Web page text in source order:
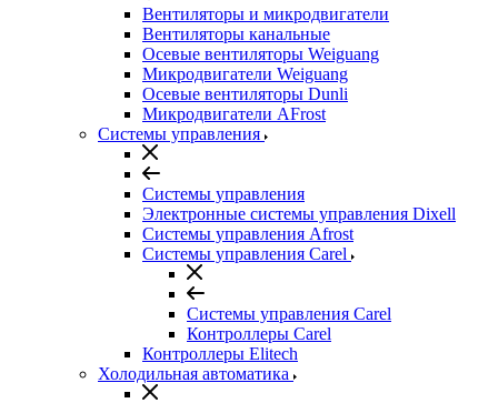
Вентиляторы и микродвигатели
Вентиляторы канальные
Осевые вентиляторы Weiguang
Микродвигатели Weiguang
Осевые вентиляторы Dunli
Микродвигатели AFrost
Системы управления
Системы управления
Электронные системы управления Dixell
Системы управления Afrost
Системы управления Carel
Системы управления Carel
Контроллеры Carel
Контроллеры Elitech
Холодильная автоматика